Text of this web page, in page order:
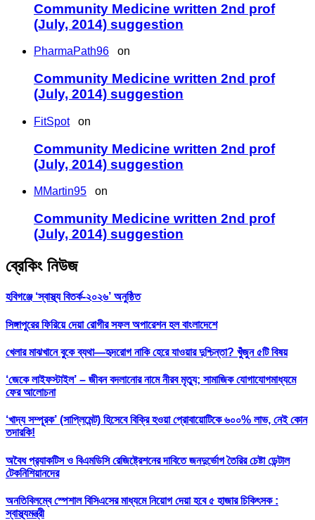
Community Medicine written 2nd prof
(July, 2014) suggestion
PharmaPath96 on
Community Medicine written 2nd prof
(July, 2014) suggestion
FitSpoton
Community Medicine written 2nd prof
(July, 2014) suggestion
MMartin95 on
Community Medicine written 2nd prof
(July, 2014) suggestion
ব্রেকিং নিউজ
হবিগঞ্জে ‘স্বাস্থ্য বিতর্ক-২০২৬’ অনুষ্ঠিত
সিঙ্গাপুরের ফিরিয়ে দেয়া রোগীর সফল অপারেশন হল বাংলাদেশে
খেলার মাঝখানে বুকে ব্যথা—হৃদরোগ নাকি হেরে যাওয়ার দুশ্চিন্তা? খুঁজুন ৫টি বিষয়
‘জেকে লাইফস্টাইল’ – জীবন বদলানোর নামে নীরব মৃত্যু; সামাজিক যোগাযোগমাধ্যমে
ফের আলোচনা
‘খাদ্য সম্পূরক’ (সাপ্লিমেন্ট) হিসেবে বিক্রি হওয়া প্রোবায়োটিকে ৬০০% লাভ, নেই কোন
তদারকি!
অবৈধ প্র‍্যাকটিস ও বিএমডিসি রেজিষ্ট্রেশনের দাবিতে জনদুর্ভোগ তৈরির চেষ্টা ডেন্টাল
টেকনিশিয়ানদের
অনতিবিলম্বে স্পেশাল বিসিএসের মাধ্যমে নিয়োগ দেয়া হবে ৫ হাজার চিকিৎসক :
স্বাস্থ্যমন্ত্রী